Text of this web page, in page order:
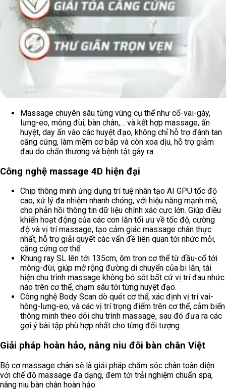
Massage chuyên sâu từng vùng cụ thể như cổ-vai-gáy,
lưng-eo, mông đùi, bàn chân,… và kết hợp massage, ấn
huyệt, day ấn vào các huyệt đạo, không chỉ hỗ trợ đánh tan
căng cứng, làm mềm cơ bắp và còn xoa dịu, hỗ trợ giảm
đau do chấn thương và bệnh tật gây ra.
Công nghệ massage 4D hiện đại
Chip thông minh ứng dụng trí tuệ nhân tạo AI GPU tốc độ
cao, xử lý đa nhiệm nhanh chóng, với hiệu năng mạnh mẽ,
cho phản hồi thông tin dữ liệu chính xác cực lớn. Giúp điều
khiển hoạt động của các con lăn tối ưu về tốc độ, cường
độ và vị trí massage, tạo cảm giác massage chân thực
nhất, hỗ trợ giải quyết các vấn đề liên quan tới nhức mỏi,
căng cứng cơ thể.
Khung ray SL lên tới 135cm, ôm trọn cơ thể từ đầu-cổ tới
mông-đùi, giúp mở rộng đường di chuyển của bi lăn, tái
hiện chu trình massage không bỏ sót bất cứ vị trí đau nhức
nào trên cơ thể, chạm sâu tới từng huyệt đạo.
Công nghệ Body Scan dò quét cơ thể, xác định vị trí vai-
hông-lưng-eo, và các vị trí trọng điểm trên cơ thể, cảm biến
thông minh theo dõi chu trình massage, sau đó đưa ra các
gợi ý bài tập phù hợp nhất cho từng đối tượng.
Giải pháp hoàn hảo, nâng niu đôi bàn chân Việt
Bộ cơ massage chân sẽ là giải pháp chăm sóc chân toàn diện
với chế độ massage đa dạng, đem tới trải nghiệm chuẩn spa,
nâng niu bàn chân hoàn hảo.